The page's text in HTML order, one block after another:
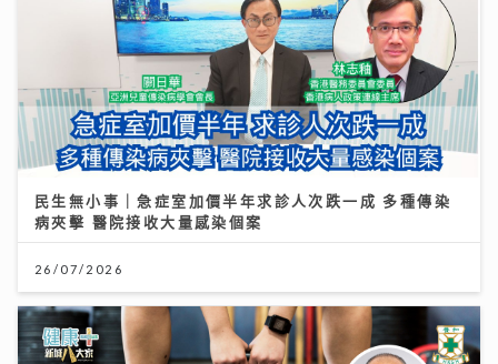
民生無小事｜急症室加價半年求診人次跌一成 多種傳染
病夾擊 醫院接收大量感染個案
26/07/2026